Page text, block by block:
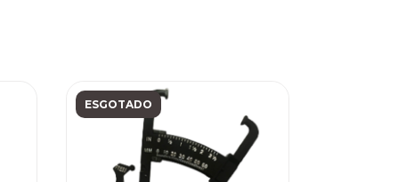
ESGOTADO